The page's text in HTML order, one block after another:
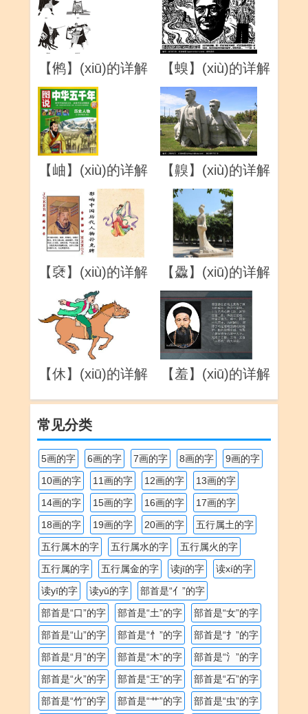
【鸺】(xiū)的详解 【螑】(xiù)的详解
【岫】(xiù)的详解 【齅】(xiù)的详解
【褎】(xiù)的详解 【飍】(xiū)的详解
【休】(xiū)的详解 【羞】(xiū)的详解
常见分类
5画的字 6画的字 7画的字 8画的字
9画的字
10画的字
11画的字 12画的字
13画的字
14画的字
15画的字 16画的字
17画的字
18画的字
19画的字 20画的字
五行属土的字
五行属木的字
五行属水的字
五行属火的字
五行属的字
五行属金的字 读jī的字
读xí的字
读yī的字
读yǔ的字
部首是“亻”的字
部首是“口”的字
部首是“土”的字
部首是“女”的字
部首是“山”的字
部首是“忄”的字
部首是“扌”的字
部首是“月”的字
部首是“木”的字
部首是“氵”的字
部首是“火”的字
部首是“王”的字
部首是“石”的字
部首是“竹”的字
部首是“艹”的字
部首是“虫”的字